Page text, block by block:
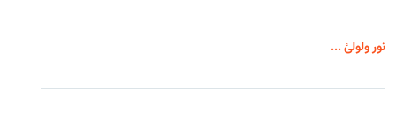
نور ولولئ ...